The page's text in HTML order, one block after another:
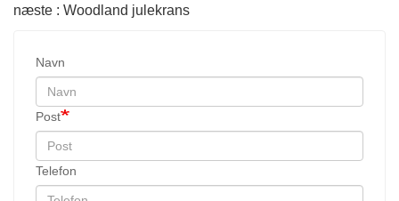
næste : Woodland julekrans
Navn
Post
Telefon